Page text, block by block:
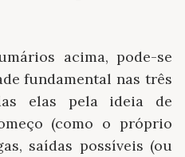
acima, pode-se
fundamental nas três
elas pela ideia de
(como o próprio
saídas possíveis (ou